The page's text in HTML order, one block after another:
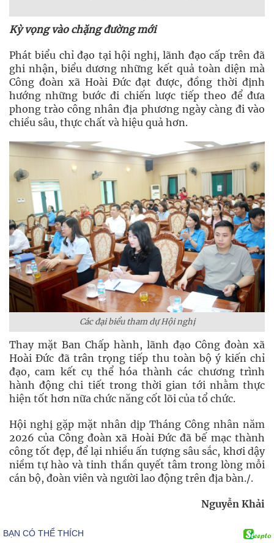
Kỳ vọng vào chặng đường mới
Phát biểu chỉ đạo tại hội nghị, lãnh đạo cấp trên đã
ghi nhận, biểu dương những kết quả toàn diện mà
Công đoàn xã Hoài Đức đạt được, đồng thời định
hướng những bước đi chiến lược tiếp theo để đưa
phong trào công nhân địa phương ngày càng đi vào
chiều sâu, thực chất và hiệu quả hơn.
Các đại biểu tham dự Hội nghị
Thay mặt Ban Chấp hành, lãnh đạo Công đoàn xã
Hoài Đức đã trân trọng tiếp thu toàn bộ ý kiến chỉ
đạo, cam kết cụ thể hóa thành các chương trình
hành động chi tiết trong thời gian tới nhằm thực
hiện tốt hơn nữa chức năng cốt lõi của tổ chức.
Hội nghị gặp mặt nhân dịp Tháng Công nhân năm
2026 của Công đoàn xã Hoài Đức đã bế mạc thành
công tốt đẹp, để lại nhiều ấn tượng sâu sắc, khơi dậy
niềm tự hào và tinh thần quyết tâm trong lòng mỗi
cán bộ, đoàn viên và người lao động trên địa bàn./.
Nguyễn Khải